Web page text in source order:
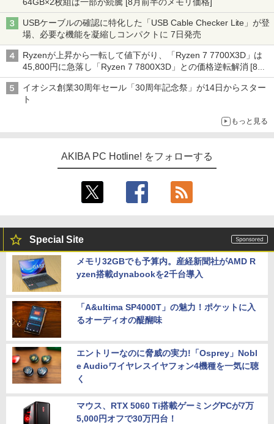
USBケーブルの確認に特化した「USB Cable Checker Lite」が登
場、必要な機能を凝縮しコンパクトに 7日発売
Ryzenが上昇から一転して値下がり、「Ryzen 7 7700X3D」は
45,800円に急落し「Ryzen 7 7800X3D」との価格逆転解消 [8月
前半のCPU価格]
イオシス創業30周年セール「30周年記念祭」が14日からスター
ト
もっと見る
AKIBA PC Hotline! をフォローする
Special Site
メモリ32GBでも予算内。産経新聞社がAMD R
yzen搭載dynabookを2千台導入
「A&ultima SP4000T」の魅力！ポケットに入
るオーディオの醍醐味
エントリーなのに脅威の実力!「Osprey」Nobl
e Audioワイヤレスイヤフォン4機種を一気に聴
く
マウス、RTX 5060 Ti搭載ゲーミングPCが7万
5,000円オフで30万円台！